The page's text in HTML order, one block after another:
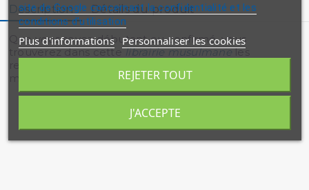
Description Détails du produit
Que vous soyez débutant ou confirmé, vous
trouverez dans cettelibrairie musulmaneles
grammaire.
site de Google concernant la confidentialité et les
conditions d'utilisation
Plus d'informations Personnaliser les cookies
REJETER TOUT
J'ACCEPTE